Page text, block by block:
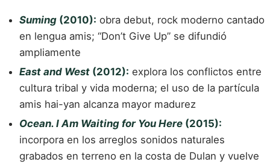
Suming (2010): obra debut, rock moderno cantado
en lengua amis; “Don’t Give Up” se difundió
ampliamente
East and West (2012): explora los conflictos entre
cultura tribal y vida moderna; el uso de la partícula
amis hai-yan alcanza mayor madurez
Ocean. I Am Waiting for You Here (2015):
incorpora en los arreglos sonidos naturales
grabados en terreno en la costa de Dulan y vuelve